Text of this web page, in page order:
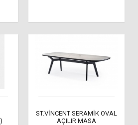
ST.VİNCENT SERAMİK OVAL
AÇILIR MASA